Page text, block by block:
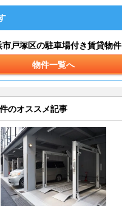
市戸塚区の駐車場付き賃貸物件
物件一覧へ
のオススメ記事